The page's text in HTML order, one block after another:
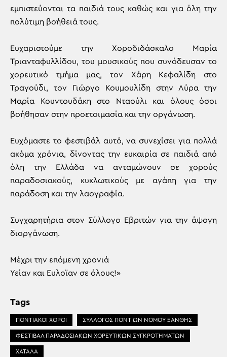
εμπιστεύονται τα παιδιά τους καθώς και για όλη την
πολύτιμη βοήθειά τους.
Ευχαριστούμε την Χοροδιδάσκαλο Μαρία
Τριανταφυλλίδου, του μουσικούς που συνόδευσαν το
χορευτικό τμήμα μας, τον Χάρη Κεφαλίδη στο
Τραγούδι, τον Γιώργο Κουμουλίδη στην Λύρα την
Μαρία Κουντουδάκη στο Νταούλι και όλους όσοι
βοήθησαν στην προετοιμασία και την οργάνωση.
Ευχόμαστε το φεστιβάλ αυτό, να συνεχίσει για πολλά
ακόμα χρόνια, δίνοντας την ευκαιρία σε παιδιά από
όλη την Ελλάδα να ανταμώνουν σε χορούς
παραδοσιακούς, κυκλωτικούς με αγάπη για την
παράδοση και την λαογραφία.
Συγχαρητήρια στον Σύλλογο Εβριτών για την άψογη
διοργάνωση.
Μέχρι την επόμενη χρονιά
Υείαν και Ευλοϊαν σε όλους!»
Tags
ΠΟΝΤΙΑΚΟΙ ΧΟΡΟΙ ΣΥΛΛΟΓΟΣ ΠΟΝΤΙΩΝ ΝΟΜΟΥ ΞΑΝΘΗΣ
ΦΕΣΤΙΒΆΛ ΠΑΡΑΔΟΣΙΑΚΏΝ ΧΟΡΕΥΤΙΚΏΝ ΣΥΓΚΡΟΤΗΜΆΤΩΝ
ΧΑΤΑΛΑ